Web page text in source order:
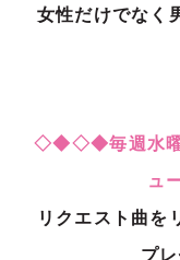
女性だけでなく
◇◆◇◆毎週水曜
ュ
リクエスト曲を
プ